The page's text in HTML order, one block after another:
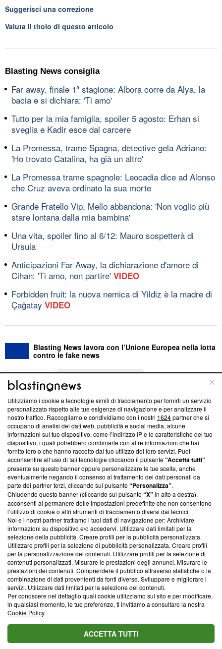
Suggerisci una correzione
Valuta il titolo di questo articolo
Blasting News consiglia
Far away, finale 1ª stagione: Albora corre da Alya, la
bacia e si dichiara: 'Ti amo'
Tutto per la mia famiglia, spoiler 5 agosto: Erhan si
sveglia e Kadir esce dal carcere
La Promessa, trame Spagna, detective gela Adriano:
'Ho trovato Catalina, ha già un altro'
La Promessa trame spagnole: Leocadia dice ad Alonso
che Cruz aveva ordinato la sua morte
Grande Fratello Vip, Mello abbandona: 'Non voglio più
stare lontana dalla mia bambina'
Una vita, spoiler fino al 6/12: Mauro sospetterà di
Ursula
Anticipazioni Far Away, la dichiarazione d'amore di
Cihan: 'Ti amo, non partire' VIDEO
Forbidden fruit: la nuova nemica di Yildiz è la madre di
Çağatay VIDEO
Blasting News lavora con l’Unione Europea nella lotta
contro le fake news
ABOUT
Questa sezione offre informazioni trasparenti su Blasting
News, sui nostri processi editoriali e su come ci impegniamo a
creare news di qualità. Inoltre, afferma la nostra aderenza a
‘Trust Project - News with Integrity’Blasting News non è
ancora membro del programma, ma ha richiesto di farne
parte; Trust Project non ha ancora effettuato una verifica di
conformità agli standard.
Su di noi
Team editoriale
Corporate
Redazione
Informativa Privacy
Cookie Policy
Blasting SA, IDI CHE-247.845.224, Via Carlo Frasca, 3 - 6900
Lugano (Svizzera) Tel:+39 0690258937
© 2026 Blasting News
Utilizziamo i cookie e tecnologie simili di tracciamento per fornirti un servizio
personalizzato rispetto alle tue esigenze di navigazione e per analizzare il
nostro traffico. Raccogliamo e condividiamo con i nostri 1624partner che si
occupano di analisi dei dati web, pubblicità e social media, alcune
informazioni sul tuo dispositivo, come l’indirizzo IP e le caratteristiche del tuo
dispositivo, i quali potrebbero combinarle con altre informazioni che hai
fornito loro o che hanno raccolto dal tuo utilizzo dei loro servizi. Puoi
acconsentire all’uso di tali tecnologie cliccando il pulsante“Accetta tutti”
presente su questo banner oppure personalizzare le tue scelte, anche
eventualmente negando il consenso al trattamento dei dati personali da
parte dei partner terzi, cliccando sul pulsante“Personalizza”.
Chiudendo questo banner (cliccando sul pulsante“X”in alto a destra),
acconsenti al permanere delle impostazioni predefinite che non consentono
l’utilizzo di cookie o altri strumenti di tracciamento diversi dai tecnici.
Noi e i nostri partner trattiamo i tuoi dati di navigazione per: Archiviare
informazioni su dispositivo e/o accedervi. Utilizzare dati limitati per la
selezione della pubblicità. Creare profili per la pubblicità personalizzata.
Utilizzare profili per la selezione di pubblicità personalizzata. Creare profili
per la personalizzazione dei contenuti. Utilizzare profili per la selezione di
contenuti personalizzati. Misurare le prestazioni degli annunci. Misurare le
prestazioni dei contenuti. Comprendere il pubblico attraverso statistiche o la
combinazione di dati provenienti da fonti diverse. Sviluppare e migliorare i
servizi. Utilizzare dati limitati per la selezione dei contenuti.
Per conoscere nel dettaglio quali cookie utilizziamo sul sito e per modificare,
in qualsiasi momento, le tue preferenze, ti invitiamo a consultare la nostra
Cookie Policy.
ACCETTA TUTTI